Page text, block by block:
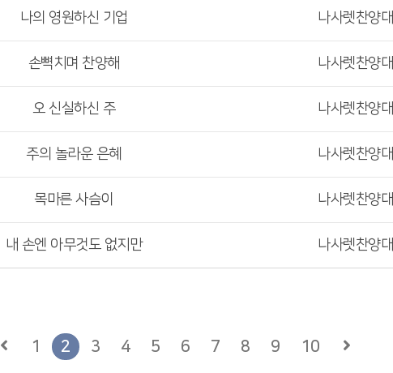
나의 영원하신 기업 나사렛찬양대
손뼉치며 찬양해 나사렛찬양대
오 신실하신 주 나사렛찬양대
주의 놀라운 은혜 나사렛찬양대
목마른 사슴이 나사렛찬양대
내 손엔 아무것도 없지만 나사렛찬양대
1 2 3 4 5 6 7 8 9 10